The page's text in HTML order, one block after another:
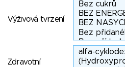
Výživová tvrzení
Zdravotní